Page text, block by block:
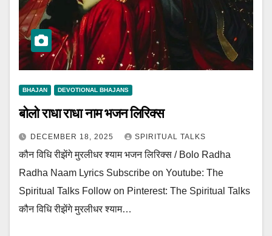
BHAJAN DEVOTIONAL BHAJANS
बोलो राधा राधा नाम भजन लिरिक्स
DECEMBER 18, 2025 SPIRITUAL TALKS
कौन विधि रीझेंगे मुरलीधर श्याम भजन लिरिक्स / Bolo Radha
Radha Naam Lyrics Subscribe on Youtube: The
Spiritual Talks Follow on Pinterest: The Spiritual Talks
कौन विधि रीझेंगे मुरलीधर श्याम…